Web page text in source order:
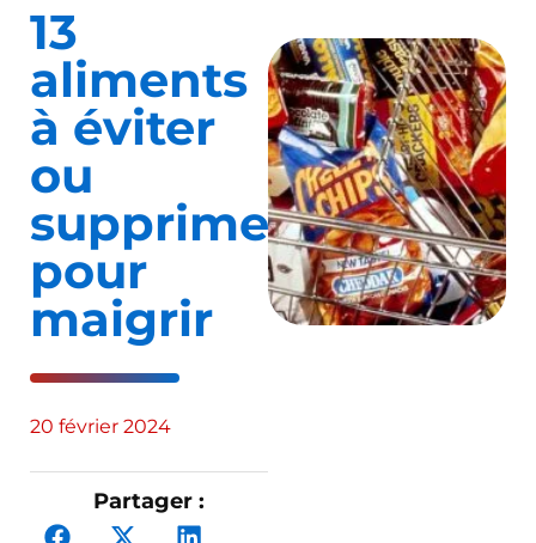
13
aliments
à éviter
ou
supprimer
pour
maigrir
20 février 2024
Partager :